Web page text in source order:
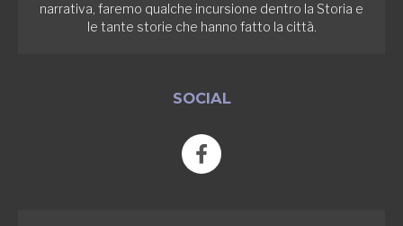
narrativa, faremo qualche incursione dentro la Storia e
le tante storie che hanno fatto la città.
SOCIAL
F
a